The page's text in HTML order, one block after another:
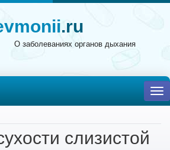
.ru
О заболеваниях органов дыхания
слизистой